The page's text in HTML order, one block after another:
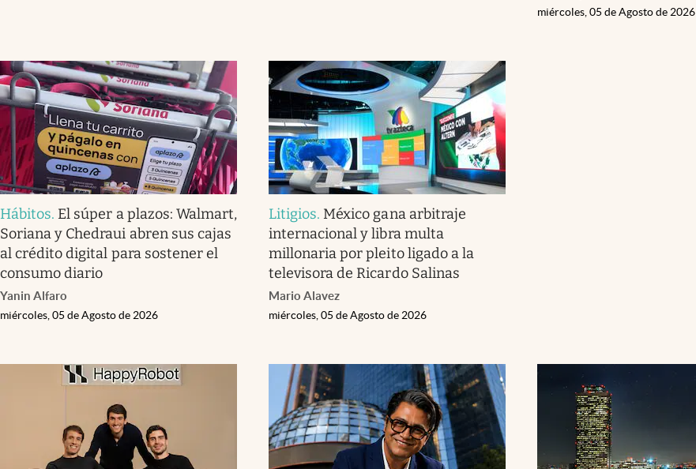
miércoles, 05 de Agosto de 2026
Hábitos. El súper a plazos: Walmart,
Soriana y Chedraui abren sus cajas
al crédito digital para sostener el
consumo diario
Yanin Alfaro
miércoles, 05 de Agosto de 2026
Litigios. México gana arbitraje
internacional y libra multa
millonaria por pleito ligado a la
televisora de Ricardo Salinas
Mario Alavez
miércoles, 05 de Agosto de 2026